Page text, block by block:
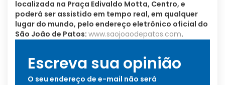
localizada na Praça Edivaldo Motta, Centro, e
poderá ser assistido em tempo real, em qualquer
lugar do mundo, pelo endereço eletrônico oficial do
São João de Patos: www.saojoaodepatos.com.
Escreva sua opinião
O seu endereço de e-mail não será